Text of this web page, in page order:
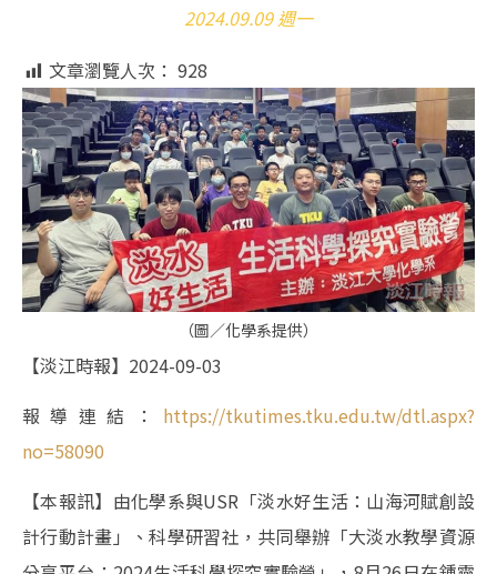
2024.09.09 週一
文章瀏覽人次： 928
（圖／化學系提供）
【淡江時報】2024-09-03
報導連結： https://tkutimes.tku.edu.tw/dtl.aspx?
no=58090
【本報訊】由化學系與USR「淡水好生活：山海河賦創設
計行動計畫」、科學研習社，共同舉辦「大淡水教學資源